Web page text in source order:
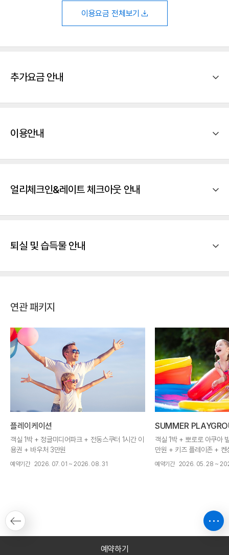
이용요금 전체보기
추가요금 안내
이용안내
얼리체크인&레이트 체크아웃 안내
퇴실 및 습득물 안내
연관 패키지
플레이케이션
객실 1박 + 정글미디어파크 + 전동스쿠터 1시간 이
용권 + 바우처 3만원
예약기간 2026. 07. 01 ~ 2026. 08. 31
SUMMER
객실 1박 + 뽀로로 아쿠아
만원 + 키즈 플레이존 + 켄
예약기간 2026. 05. 28 ~
예약하기